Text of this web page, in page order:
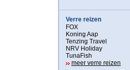
Verre reizen
FOX
Koning Aap
Tenzing Travel
NRV Holiday
TunaFish
meer verre reizen